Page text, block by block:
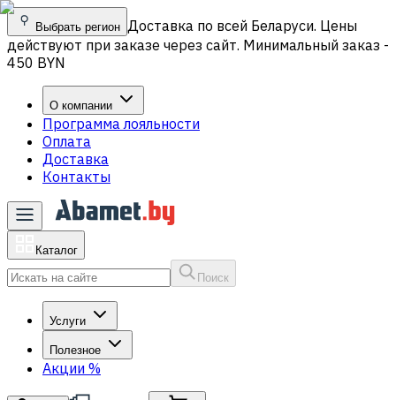
Выбрать регион Доставка по всей Беларуси. Цены
действуют при заказе через сайт. Минимальный заказ -
450 BYN
О компании
Программа лояльности
Оплата
Доставка
Контакты
Каталог
Поиск
Услуги
Полезное
Акции %